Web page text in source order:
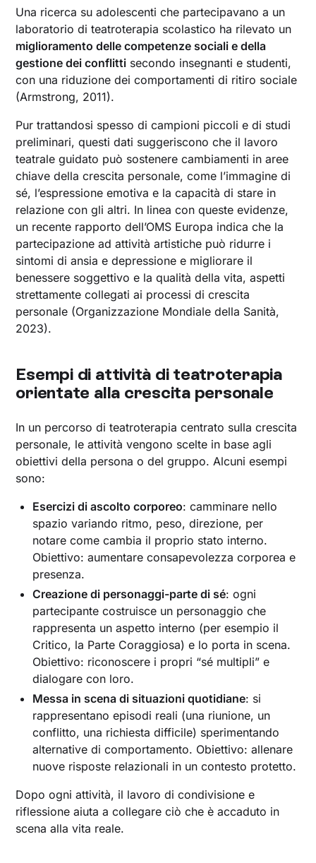
Una ricerca su adolescenti che partecipavano a un
laboratorio di teatroterapia scolastico ha rilevato un
miglioramento delle competenze sociali e della
gestione dei conflitti secondo insegnanti e studenti,
con una riduzione dei comportamenti di ritiro sociale
(Armstrong, 2011).
Pur trattandosi spesso di campioni piccoli e di studi
preliminari, questi dati suggeriscono che il lavoro
teatrale guidato può sostenere cambiamenti in aree
chiave della crescita personale, come l’immagine di
sé, l’espressione emotiva e la capacità di stare in
relazione con gli altri. In linea con queste evidenze,
un recente rapporto dell’OMS Europa indica che la
partecipazione ad attività artistiche può ridurre i
sintomi di ansia e depressione e migliorare il
benessere soggettivo e la qualità della vita, aspetti
strettamente collegati ai processi di crescita
personale (Organizzazione Mondiale della Sanità,
2023).
Esempi di attività di teatroterapia
orientate alla crescita personale
In un percorso di teatroterapia centrato sulla crescita
personale, le attività vengono scelte in base agli
obiettivi della persona o del gruppo. Alcuni esempi
sono:
Esercizi di ascolto corporeo: camminare nello
spazio variando ritmo, peso, direzione, per
notare come cambia il proprio stato interno.
Obiettivo: aumentare consapevolezza corporea e
presenza.
Creazione di personaggi-parte di sé: ogni
partecipante costruisce un personaggio che
rappresenta un aspetto interno (per esempio il
Critico, la Parte Coraggiosa) e lo porta in scena.
Obiettivo: riconoscere i propri “sé multipli” e
dialogare con loro.
Messa in scena di situazioni quotidiane: si
rappresentano episodi reali (una riunione, un
conflitto, una richiesta difficile) sperimentando
alternative di comportamento. Obiettivo: allenare
nuove risposte relazionali in un contesto protetto.
Dopo ogni attività, il lavoro di condivisione e
riflessione aiuta a collegare ciò che è accaduto in
scena alla vita reale.